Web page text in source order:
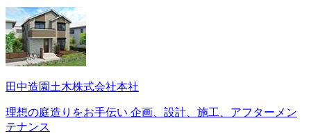
田中造園土木株式会社本社
理想の庭造りをお手伝い 企画、設計、施工、アフターメン
テナンス